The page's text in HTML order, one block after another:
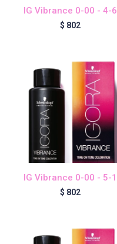
IG Vibrance 0-00 - 4-6
$ 802
IG Vibrance 0-00 - 5-1
$ 802